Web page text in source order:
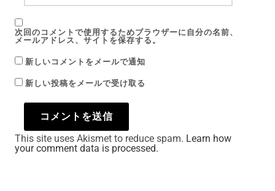
次回のコメントで使用するためブラウザーに自分の名前、
メールアドレス、サイトを保存する。
新しいコメントをメールで通知
新しい投稿をメールで受け取る
This site uses Akismet to reduce spam. Learn how
your comment data is processed.